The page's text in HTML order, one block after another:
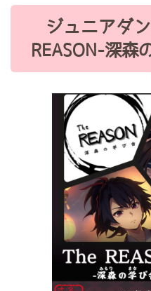
ジュニアダ
REASON-深森